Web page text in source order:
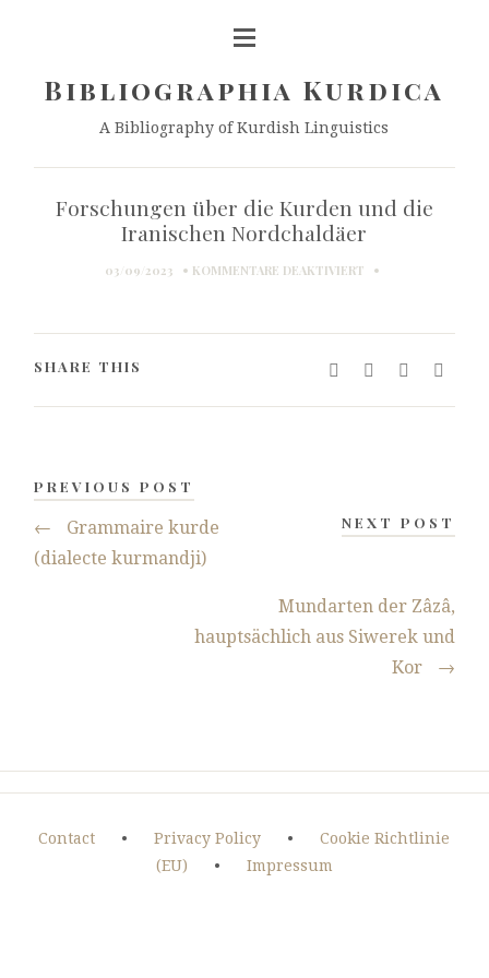
Bibliographia Kurdica
A Bibliography of Kurdish Linguistics
Forschungen über die Kurden und die
Iranischen Nordchaldäer
03/09/2023 KOMMENTARE DEAKTIVIERT FÜR
DIE
UND
SHARE THIS
PREVIOUS POST
←
Grammaire kurde
(dialecte kurmandji)
NEXT POST
Mundarten der Zâzâ,
hauptsächlich aus Siwerek und
Kor
→
Contact • Privacy Policy •
Cookie Richtlinie
(EU)
• Impressum